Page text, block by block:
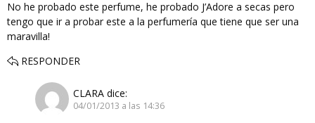
No he probado este perfume, he probado J’Adore a secas pero
tengo que ir a probar este a la perfumería que tiene que ser una
maravilla!
RESPONDER
CLARA dice:
04/01/2013 a las 14:36